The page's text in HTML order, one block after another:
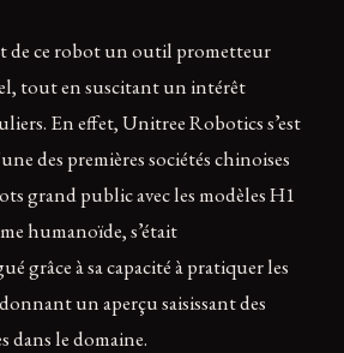
de ce robot un outil prometteur
tout en suscitant un intérêt
En effet, Unitree Robotics s’est
des premières sociétés chinoises
grand public avec les modèles H1
humanoïde, s’était
grâce à sa capacité à pratiquer les
un aperçu saisissant des
dans le domaine.